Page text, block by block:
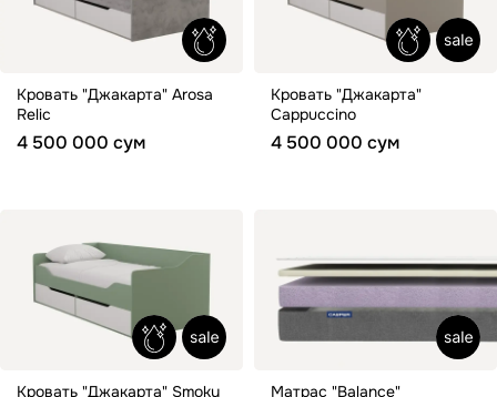
Кровать "Джакарта" Arosa
Relic
4 500 000 сум
Кровать "Джакарта"
Cappuccino
4 500 000 сум
Кровать "Джакарта" Smoky
Матрас "Balance"